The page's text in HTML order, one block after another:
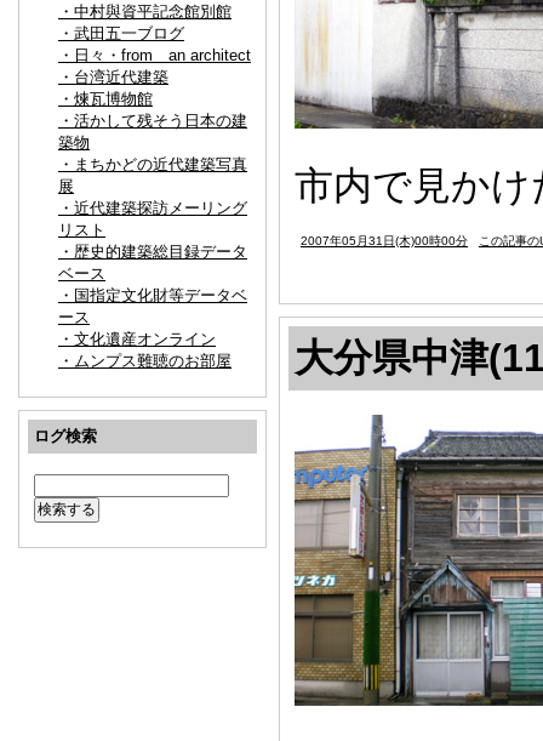
・中村與資平記念館別館
・武田五一ブログ
・日々・from an architect
・台湾近代建築
・煉瓦博物館
・活かして残そう日本の建
築物
・まちかどの近代建築写真
展
・近代建築探訪メーリング
リスト
・歴史的建築総目録データ
ベース
・国指定文化財等データベ
ース
・文化遺産オンライン
・ムンプス難聴のお部屋
ログ検索
市内で見かけ
2007年05月31日(木)00時00分 この記事の
大分県中津